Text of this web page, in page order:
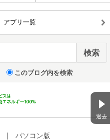
過去
アプリ一覧
このブログ内を検索
| パソコン版